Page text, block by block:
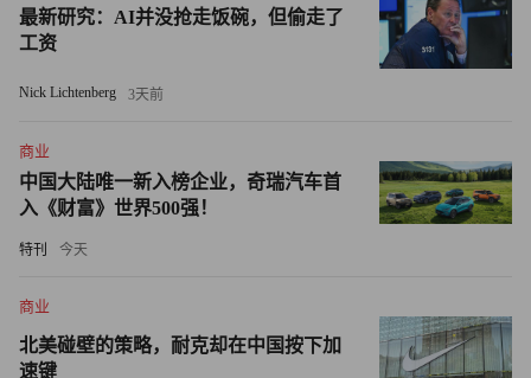
他写道:“正如我之前强调的那样，尽管我们没有看到广泛经
济失衡的证据，但衰退往往是非线性事件。”他认为，经济
低迷可能会以缓慢而不可预测地方式展开。（财富中文网）
译者：中慧言-王芳
最新研究：AI并没抢走饭碗，但偷走了
工资
Nick Lichtenberg 3天前
商业
中国大陆唯一新入榜企业，奇瑞汽车首
入《财富》世界500强！
特刊 今天
商业
北美碰壁的策略，耐克却在中国按下加
速键